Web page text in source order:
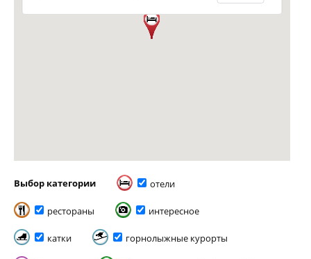
Выбор категории отели
рестораны интересное
катки горнолыжные курорты